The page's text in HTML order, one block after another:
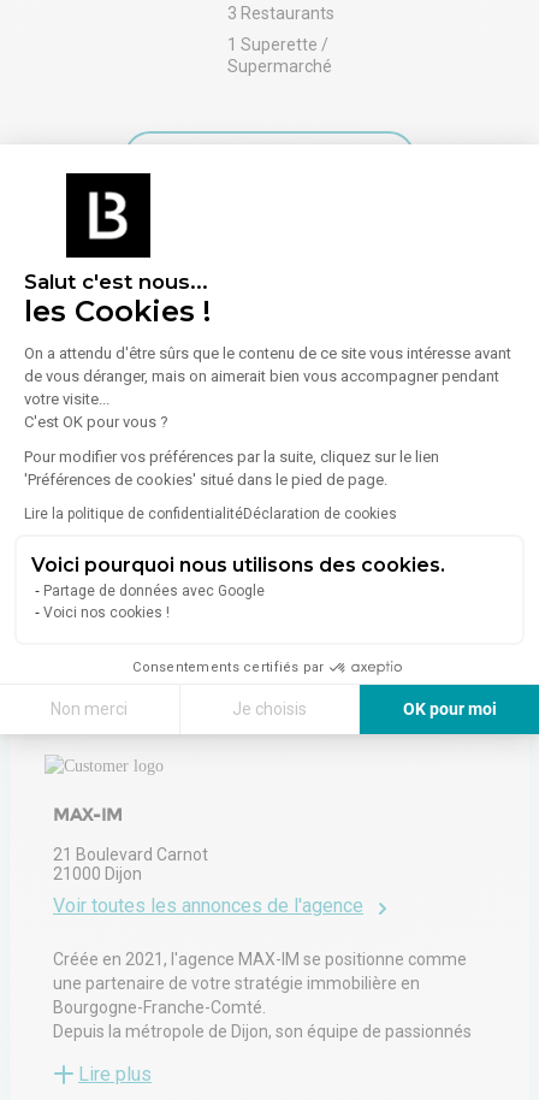
Salut c'est nous...
les Cookies !
On a attendu d'être sûrs que le contenu de ce site vous intéresse avant
de vous déranger, mais on aimerait bien vous accompagner pendant
votre visite...
C'est OK pour vous ?
Pour modifier vos préférences par la suite, cliquez sur le lien
'Préférences de cookies' situé dans le pied de page.
Lire la politique de confidentialitéDéclaration de cookies
Voici pourquoi nous utilisons des cookies.
Partage de données avec Google
Voici nos cookies !
Consentements certifiés par
Non merci Je choisis
OK pour moi
3 Restaurants
1 Superette /
Supermarché
Énergie
Diagnostic de performance énergétique (DPE)
Consommation (énergie primaire) :
Indice d'émission de gaz à effet de serre (GES)
Émissions :
À propos de l'agence
MAX-IM
21 Boulevard Carnot
21000 Dijon
Voir toutes les annonces de l'agence
Créée en 2021, l'agence MAX-IM se positionne comme
une partenaire de votre stratégie immobilière en
Bourgogne-Franche-Comté.
Depuis la métropole de Dijon, son équipe de passionnés
commercialisation et gestion de locaux professionnels.
Lire plus